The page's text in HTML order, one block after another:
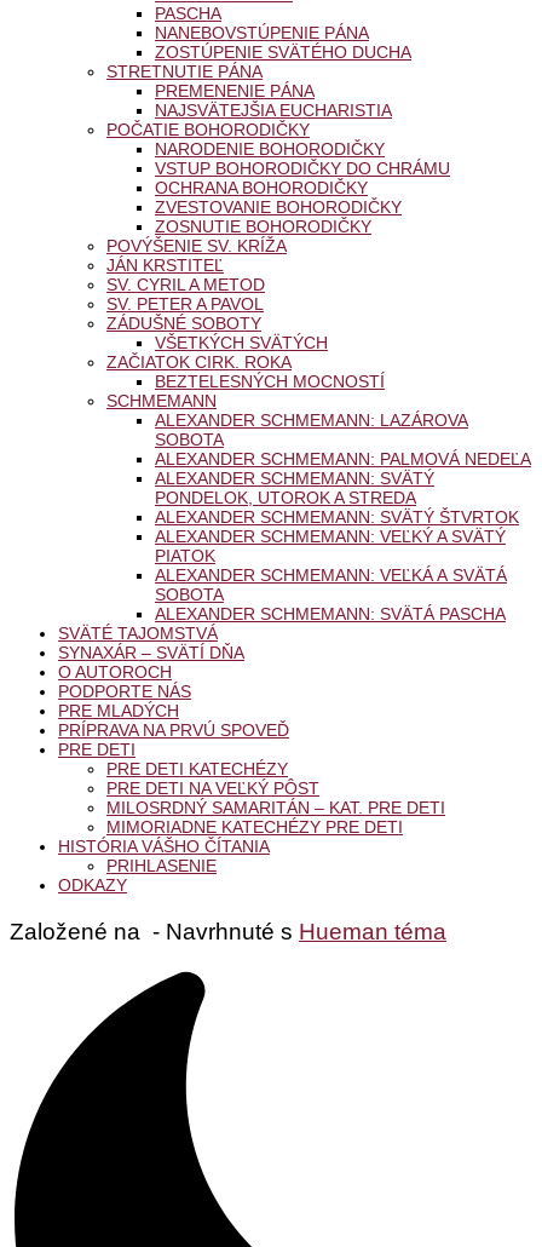
PASCHA
NANEBOVSTÚPENIE PÁNA
ZOSTÚPENIE SVÄTÉHO DUCHA
STRETNUTIE PÁNA
PREMENENIE PÁNA
NAJSVÄTEJŠIA EUCHARISTIA
POČATIE BOHORODIČKY
NARODENIE BOHORODIČKY
VSTUP BOHORODIČKY DO CHRÁMU
OCHRANA BOHORODIČKY
ZVESTOVANIE BOHORODIČKY
ZOSNUTIE BOHORODIČKY
POVÝŠENIE SV. KRÍŽA
JÁN KRSTITEĽ
SV. CYRIL A METOD
SV. PETER A PAVOL
ZÁDUŠNÉ SOBOTY
VŠETKÝCH SVÄTÝCH
ZAČIATOK CIRK. ROKA
BEZTELESNÝCH MOCNOSTÍ
SCHMEMANN
ALEXANDER SCHMEMANN: LAZÁROVA
SOBOTA
ALEXANDER SCHMEMANN: PALMOVÁ NEDEĽA
ALEXANDER SCHMEMANN: SVÄTÝ
PONDELOK, UTOROK A STREDA
ALEXANDER SCHMEMANN: SVÄTÝ ŠTVRTOK
ALEXANDER SCHMEMANN: VEĽKÝ A SVÄTÝ
PIATOK
ALEXANDER SCHMEMANN: VEĽKÁ A SVÄTÁ
SOBOTA
ALEXANDER SCHMEMANN: SVÄTÁ PASCHA
SVÄTÉ TAJOMSTVÁ
SYNAXÁR – SVÄTÍ DŇA
O AUTOROCH
PODPORTE NÁS
PRE MLADÝCH
PRÍPRAVA NA PRVÚ SPOVEĎ
PRE DETI
PRE DETI KATECHÉZY
PRE DETI NA VEĽKÝ PÔST
MILOSRDNÝ SAMARITÁN – KAT. PRE DETI
MIMORIADNE KATECHÉZY PRE DETI
HISTÓRIA VÁŠHO ČÍTANIA
PRIHLASENIE
ODKAZY
Založené na - Navrhnuté s Hueman téma